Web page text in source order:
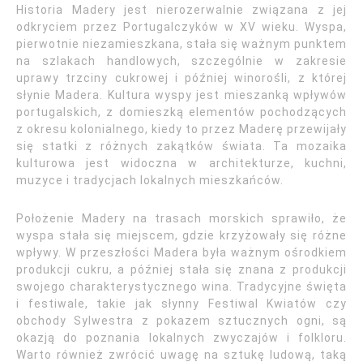
Historia Madery jest nierozerwalnie związana z jej
odkryciem przez Portugalczyków w XV wieku. Wyspa,
pierwotnie niezamieszkana, stała się ważnym punktem
na szlakach handlowych, szczególnie w zakresie
uprawy trzciny cukrowej i później winorośli, z której
słynie Madera. Kultura wyspy jest mieszanką wpływów
portugalskich, z domieszką elementów pochodzących
z okresu kolonialnego, kiedy to przez Maderę przewijały
się statki z różnych zakątków świata. Ta mozaika
kulturowa jest widoczna w architekturze, kuchni,
muzyce i tradycjach lokalnych mieszkańców.
Położenie Madery na trasach morskich sprawiło, że
wyspa stała się miejscem, gdzie krzyżowały się różne
wpływy. W przeszłości Madera była ważnym ośrodkiem
produkcji cukru, a później stała się znana z produkcji
swojego charakterystycznego wina. Tradycyjne święta
i festiwale, takie jak słynny Festiwal Kwiatów czy
obchody Sylwestra z pokazem sztucznych ogni, są
okazją do poznania lokalnych zwyczajów i folkloru.
Warto również zwrócić uwagę na sztukę ludową, taką